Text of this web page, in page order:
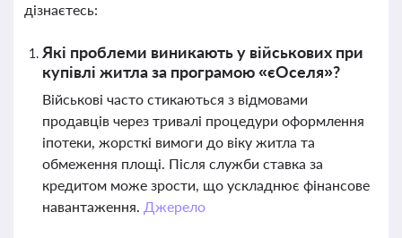
дізнаєтесь:
Які проблеми виникають у військових при
купівлі житла за програмою «єОселя»?
Військові часто стикаються з відмовами
продавців через тривалі процедури оформлення
іпотеки, жорсткі вимоги до віку житла та
обмеження площі. Після служби ставка за
кредитом може зрости, що ускладнює фінансове
навантаження. Джерело